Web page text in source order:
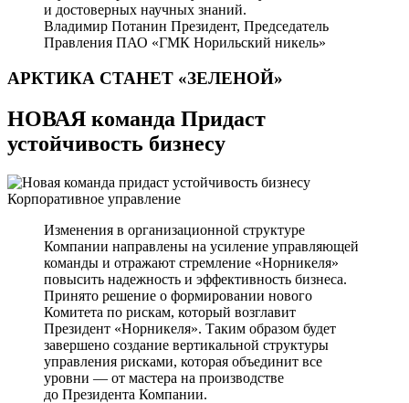
и достоверных научных знаний.
Владимир Потанин Президент, Председатель
Правления ПАО «ГМК Норильский никель»
АРКТИКА СТАНЕТ «ЗЕЛЕНОЙ»
НОВАЯ команда Придаст
устойчивость бизнесу
Корпоративное управление
Изменения в организационной структуре
Компании направлены на усиление управляющей
команды и отражают стремление «Норникеля»
повысить надежность и эффективность бизнеса.
Принято решение о формировании нового
Комитета по рискам, который возглавит
Президент «Норникеля». Таким образом будет
завершено создание вертикальной структуры
управления рисками, которая объединит все
уровни — от мастера на производстве
до Президента Компании.